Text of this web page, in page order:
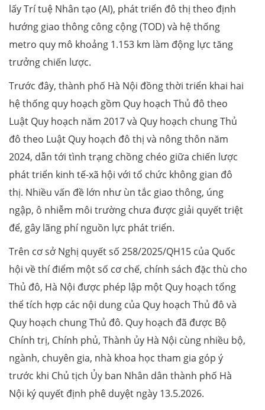
lấy Trí tuệ Nhân tạo (AI), phát triển đô thị theo định
hướng giao thông công cộng (TOD) và hệ thống
metro quy mô khoảng 1.153 km làm động lực tăng
trưởng chiến lược.
Trước đây, thành phố Hà Nội đồng thời triển khai hai
hệ thống quy hoạch gồm Quy hoạch Thủ đô theo
Luật Quy hoạch năm 2017 và Quy hoạch chung Thủ
đô theo Luật Quy hoạch đô thị và nông thôn năm
2024, dẫn tới tình trạng chồng chéo giữa chiến lược
phát triển kinh tế-xã hội với tổ chức không gian đô
thị. Nhiều vấn đề lớn như ùn tắc giao thông, úng
ngập, ô nhiễm môi trường chưa được giải quyết triệt
để, gây lãng phí nguồn lực phát triển.
Trên cơ sở Nghị quyết số 258/2025/QH15 của Quốc
hội về thí điểm một số cơ chế, chính sách đặc thù cho
Thủ đô, Hà Nội được phép lập một Quy hoạch tổng
thể tích hợp các nội dung của Quy hoạch Thủ đô và
Quy hoạch chung Thủ đô. Quy hoạch đã được Bộ
Chính trị, Chính phủ, Thành ủy Hà Nội cùng nhiều bộ,
ngành, chuyên gia, nhà khoa học tham gia góp ý
trước khi Chủ tịch Ủy ban Nhân dân thành phố Hà
Nội ký quyết định phê duyệt ngày 13.5.2026.